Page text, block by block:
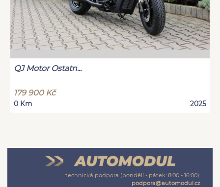
QJ Motor Ostatn...
179 900 Kč
0 Km 2025
technická podpora (pondělí - pátek: 8:00 - 16:00):
podpora@automodul.cz